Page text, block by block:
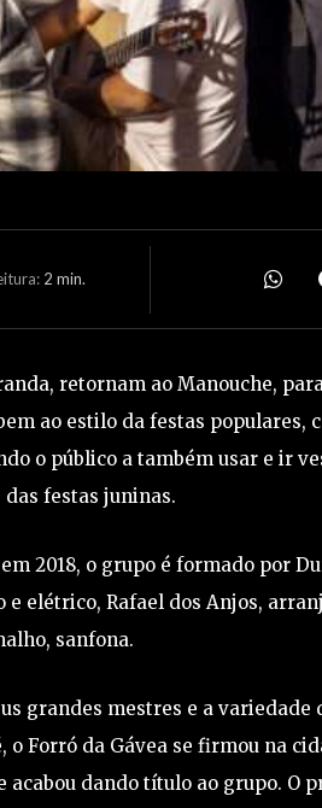
2 min.
retornam ao Manouche,
ao estilo da festas populares,
o público a também usar e ir
das festas juninas.
2018, o grupo é formado por
elétrico, Rafael dos Anjos,
sanfona.
grandes mestres e a variedade
Forró da Gávea se firmou na
acabou dando título ao grupo. O